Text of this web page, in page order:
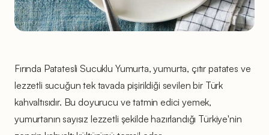
Fırında Patatesli Sucuklu Yumurta, yumurta, çıtır patates ve
lezzetli sucuğun tek tavada pişirildiği sevilen bir Türk
kahvaltısıdır. Bu doyurucu ve tatmin edici yemek,
yumurtanın sayısız lezzetli şekilde hazırlandığı Türkiye'nin